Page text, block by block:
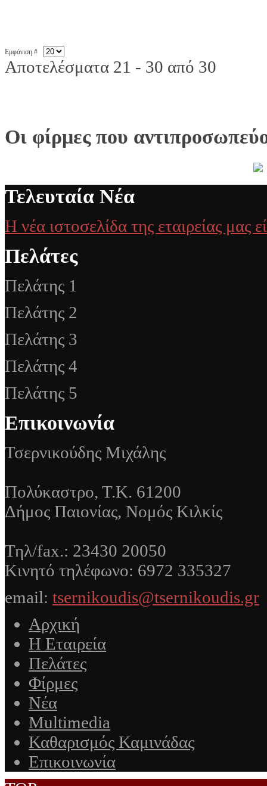
Εμφάνιση #
Αποτελέσματα 21 - 30 από 30
Οι φίρμες που
Τελευταία Νέα
Η νέα ιστοσελίδα της εταιρείας μας
Πελάτες
Πελάτης 1
Πελάτης 2
Πελάτης 3
Πελάτης 4
Πελάτης 5
Επικοινωνία
Τσερνικούδης Μιχάλης
Πολύκαστρο, Τ.Κ. 61200
Δήμος Παιονίας, Νομός Κιλκίς
Τηλ/fax.: 23430 20050
Κινητό τηλέφωνο: 6972 335327
email: tsernikoudis@tsernikoudis.gr
Αρχική
Η Εταιρεία
Πελάτες
Φίρμες
Νέα
Multimedia
Καθαρισμός Καμινάδας
Επικοινωνία